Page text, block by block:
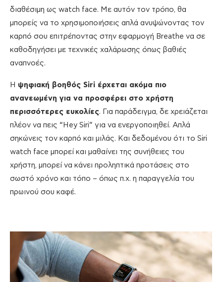
διαθέσιμη ως watch face. Με αυτόν τον τρόπο, θα
μπορείς να το χρησιμοποιήσεις απλά ανυψώνοντας τον
καρπό σου επιτρέποντας στην εφαρμογή Breathe να σε
καθοδηγήσει με τεχνικές χαλάρωσης όπως βαθιές
αναπνοές.
Η ψηφιακή βοηθός Siri έρχεται ακόμα πιο
ανανεωμένη για να προσφέρει στο χρήστη
περισσότερες ευκολίες. Για παράδειγμα, δε χρειάζεται
πλέον να πεις “Hey Siri” για να ενεργοποιηθεί. Απλά
σηκώνεις τον καρπό και μιλάς. Και δεδομένου ότι το Siri
watch face μπορεί και μαθαίνει της συνήθειες του
χρήστη, μπορεί να κάνει προληπτικά προτάσεις στο
σωστό χρόνο και τόπο – όπως π.χ. η παραγγελία του
πρωινού σου καφέ.